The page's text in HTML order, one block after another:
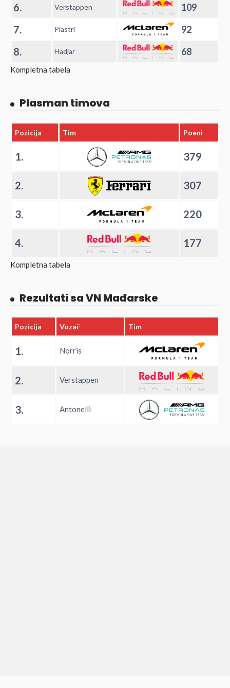
6. Verstappen 109
7. Piastri 92
8. Hadjar 68
Kompletna tabela
Plasman timova
Pozicija Tim Poeni
1. 379
2. 307
3. 220
4. 177
Kompletna tabela
Rezultati sa VN Mađarske
Pozicija Vozač Tim
1. Norris
2. Verstappen
3. Antonelli